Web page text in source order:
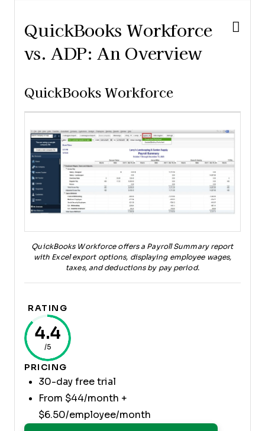
QuickBooks Workforce
vs. ADP: An Overview
QuickBooks Workforce
QuickBooks Workforce offers a Payroll Summary report
with Excel export options, displaying employee wages,
taxes, and deductions by pay period.
RATING
4.4
/5
PRICING
30-day free trial
From $44/month +
$6.50/employee/month